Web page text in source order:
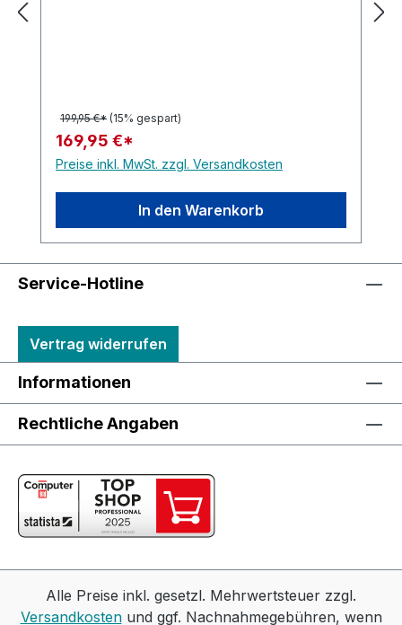
199,95 €* (15% gespart)
169,95 €*
Preise inkl. MwSt. zzgl. Versandkosten
In den Warenkorb
Service-Hotline
Vertrag widerrufen
Informationen
Rechtliche Angaben
Alle Preise inkl. gesetzl. Mehrwertsteuer zzgl.
Versandkostenund ggf. Nachnahmegebühren, wenn